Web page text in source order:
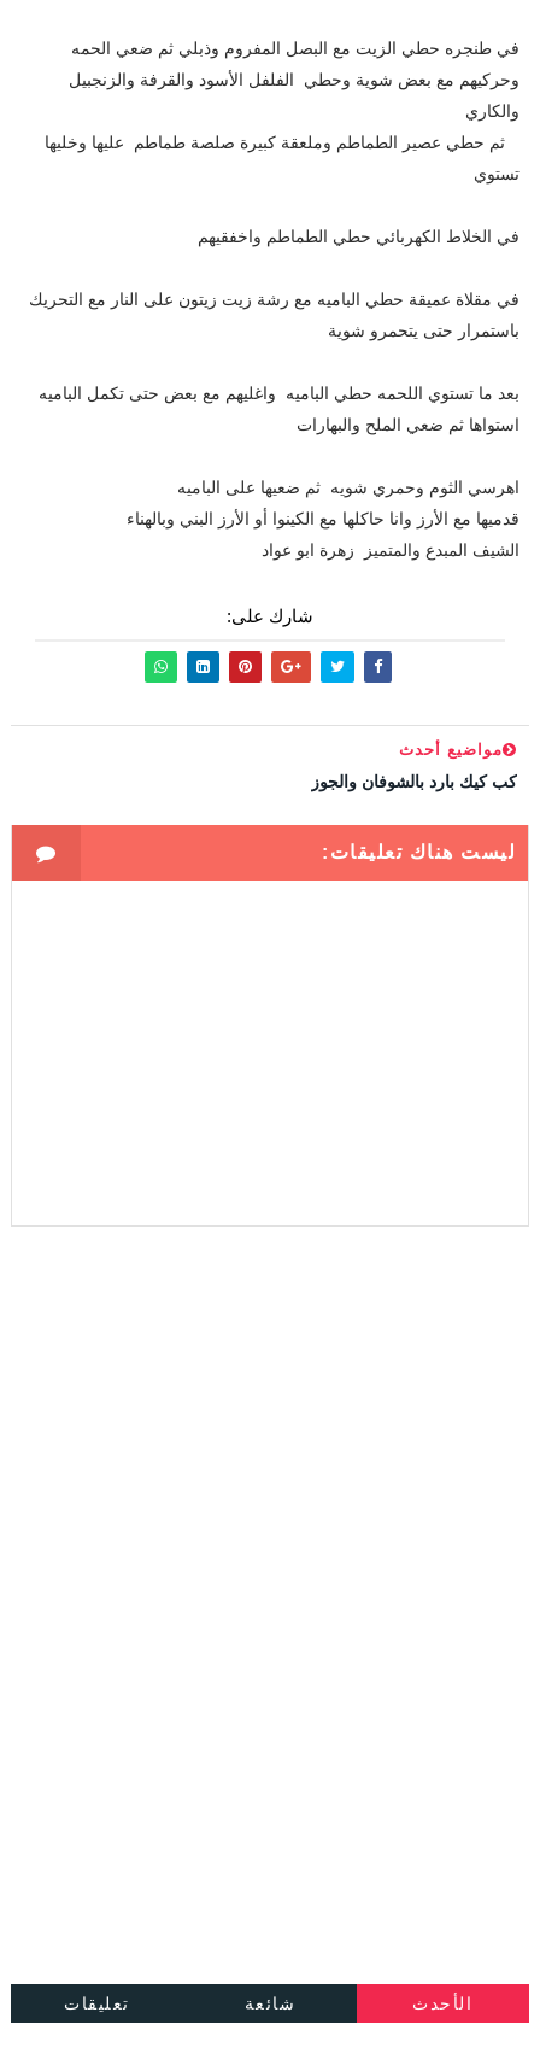
في طنجره حطي الزيت مع البصل المفروم وذبلي ثم ضعي الحمه
وحركيهم مع بعض شوية وحطي الفلفل الأسود والقرفة والزنجبيل
والكاري
ثم حطي عصير الطماطم وملعقة كبيرة صلصة طماطم عليها وخليها
تستوي
في الخلاط الكهربائي حطي الطماطم واخفقيهم
في مقلاة عميقة حطي الباميه مع رشة زيت زيتون على النار مع التحريك
باستمرار حتى يتحمرو شوية
بعد ما تستوي اللحمه حطي الباميه واغليهم مع بعض حتى تكمل الباميه
استواها ثم ضعي الملح والبهارات
اهرسي الثوم وحمري شويه ثم ضعيها على الباميه
قدميها مع الأرز وانا حاكلها مع الكينوا أو الأرز البني وبالهناء
الشيف المبدع والمتميز زهرة ابو عواد
شارك على:
مواضيع أحدث
كب كيك بارد بالشوفان والجوز
ليست هناك تعليقات:
الأحدث شائعة تعليقات